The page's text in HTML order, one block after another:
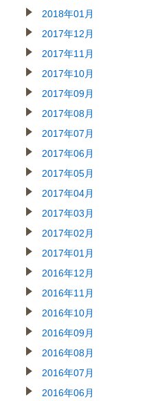
2018年01月
2017年12月
2017年11月
2017年10月
2017年09月
2017年08月
2017年07月
2017年06月
2017年05月
2017年04月
2017年03月
2017年02月
2017年01月
2016年12月
2016年11月
2016年10月
2016年09月
2016年08月
2016年07月
2016年06月